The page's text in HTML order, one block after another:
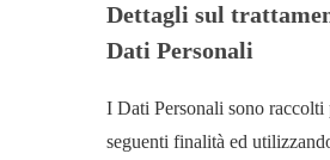
Dettagli sul
Dati Personali
I Dati Personali sono raccolti
seguenti finalità ed